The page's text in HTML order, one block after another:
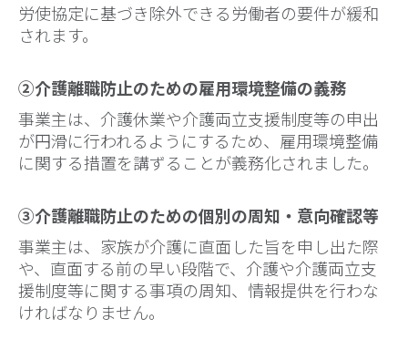
労使協定に基づき除外できる労働者の要件が緩和
されます。
②介護離職防止のための雇用環境整備の義務
事業主は、介護休業や介護両立支援制度等の申出
が円滑に行われるようにするため、雇用環境整備
に関する措置を講ずることが義務化されました。
③介護離職防止のための個別の周知・意向確認等
事業主は、家族が介護に直面した旨を申し出た際
や、直面する前の早い段階で、介護や介護両立支
援制度等に関する事項の周知、情報提供を行わな
ければなりません。